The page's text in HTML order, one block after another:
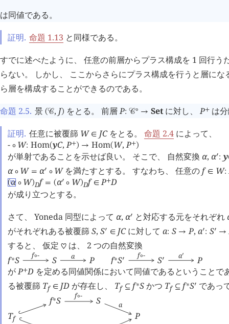
は同値である。
証明. 命題 1.13 と同様である。
すでに述べたように、 任意の前層からプラス構成を 1 回行う
らない。 しかし、 ここからさらにプラス構成を行うと層に
ら層を構成することができるのである。
命題 2.5. 景 (󰒚, J) をとる。 前層P: 󰒚∘ → Setに対し、P+は分
証明. 任意に被覆篩 W ∈ JCをとる。 命題 2.4によって、
- ∘ W: Hom(yC, P+) → Hom(W, P+)
が単射であることを示せば良い。 そこで、 自然変換 α, α󰎘: y
α ∘ W = α󰎘 ∘ Wを満たすとする。 すなわち、 任意のf ∈ W:
(α ∘ W)Df = (α󰎘 ∘ W)Df ∈ P+D
♡
が成り立つとする。
さて、 Yoneda 同型によって α, α󰎘 と対応する元をそれぞれ
がそれぞれある被覆篩 S, S󰎘 ∈ JCに対してa: S → P, a󰎘: S󰎘 →
すると、 仮定 ♡ は、 2 つの自然変換
f∗S S P
f∘- a f∗S󰎘 S󰎘 P
f∘- a󰎘
がP+D を定める同値関係において同値であるということで
る被覆篩 Tf ∈ JD が存在し、 Tf ⊆ f∗Sかつ Tf ⊆ f∗S󰎘 であっ
f∗S
S
Tf
P
f∘-
a